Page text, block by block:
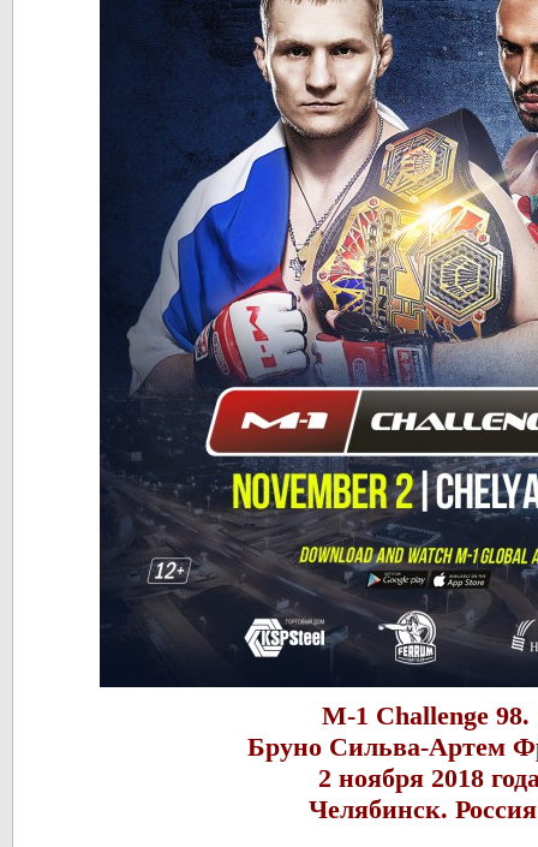
M-1 Challenge 98.
Бруно Сильва-Артем
2 ноября 2018
Челябинск.